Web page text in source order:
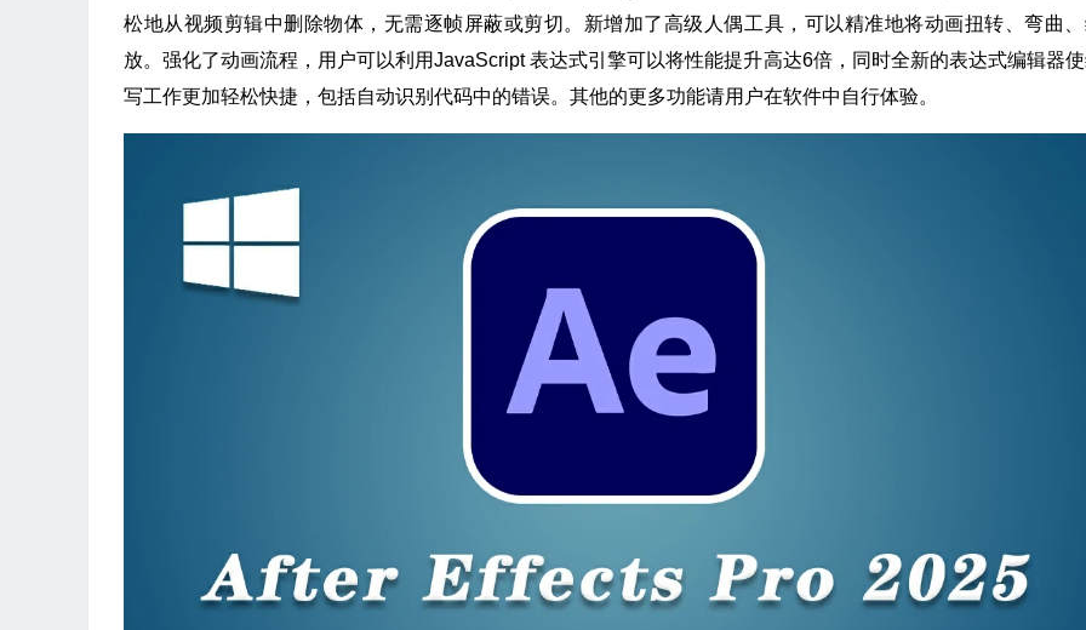
松地从视频剪辑中删除物体，无需逐帧屏蔽或剪切。新增加了高级人偶工具，可以精准地将动画扭转、弯曲
放。强化了动画流程，用户可以利用JavaScript 表达式引擎可以将性能提升高达6倍，同时全新的表达式编辑器
写工作更加轻松快捷，包括自动识别代码中的错误。其他的更多功能请用户在软件中自行体验。